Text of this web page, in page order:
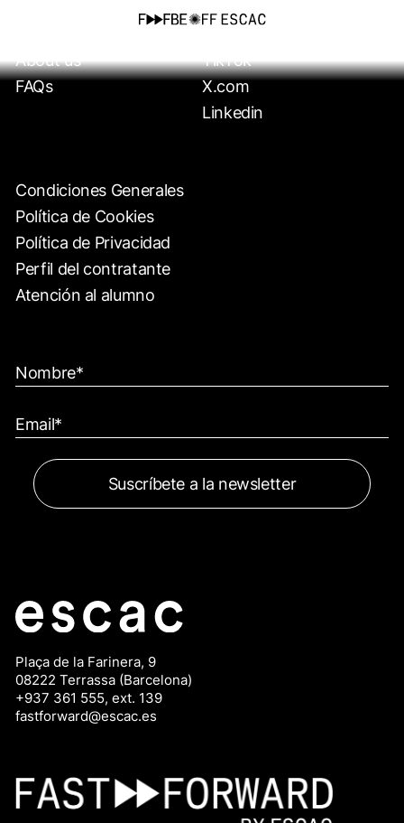
About us
FAQs
TikTok
X.com
Linkedin
Condiciones Generales
Política de Cookies
Política de Privacidad
Perfil del contratante
Atención al alumno
Plaça de la Farinera, 9
08222 Terrassa (Barcelona)
+937 361 555, ext. 139
fastforward@escac.es